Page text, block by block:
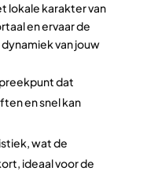
lokale karakter van
en ervaar de
van jouw
dat
en snel kan
wat de
ideaal voor de